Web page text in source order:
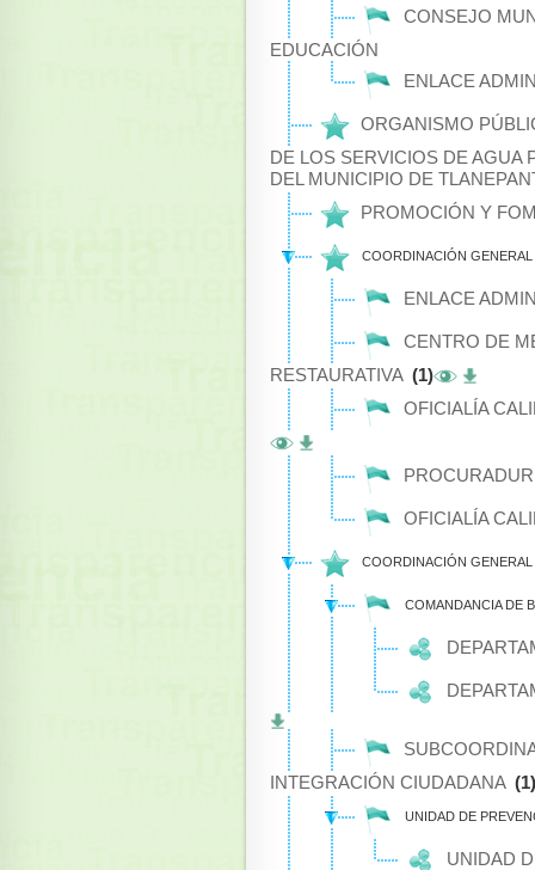
CONSEJO
EDUCACIÓN
ENLACE
ORGANISMO
DE LOS SERVICIOS DE AGUA
DEL MUNICIPIO DE
PROMOCIÓN Y
COORDINACIÓN
ENLACE
CENTRO DE
RESTAURATIVA (1)
OFICIALÍA
OFICIALÍA
COORDINACIÓN
COMANDANCIA DE
INTEGRACIÓN CIUDADANA (1)
UNIDAD DE
UNIDAD